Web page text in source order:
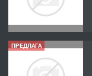
ПРЕДЛАГА